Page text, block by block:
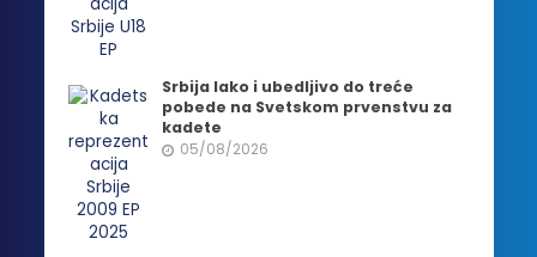
Srbija lako i ubedljivo do treće
pobede na Svetskom prvenstvu za
kadete
05/08/2026